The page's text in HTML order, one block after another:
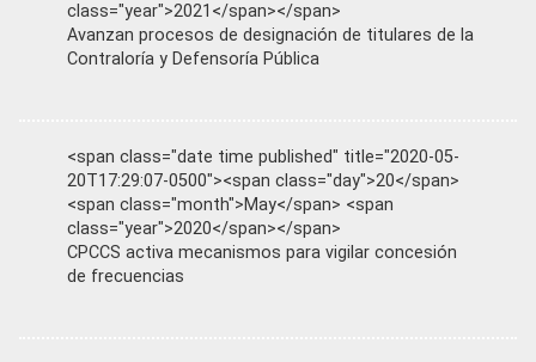
class="year">2021</span></span>
Avanzan procesos de designación de titulares de la
Contraloría y Defensoría Pública
<span class="date time published" title="2020-05-
20T17:29:07-0500"><span class="day">20</span>
<span class="month">May</span> <span
class="year">2020</span></span>
CPCCS activa mecanismos para vigilar concesión
de frecuencias